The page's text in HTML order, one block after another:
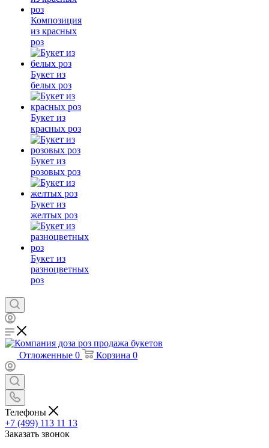
Композиция
из красных
роз
Букет из
белых роз
Букет из
красных роз
Букет из
розовых роз
Букет из
желтых роз
Букет из
разноцветных
роз
Отложенные 0 Корзина 0
Телефоны
+7 (499) 113 11 13
Заказать звонок